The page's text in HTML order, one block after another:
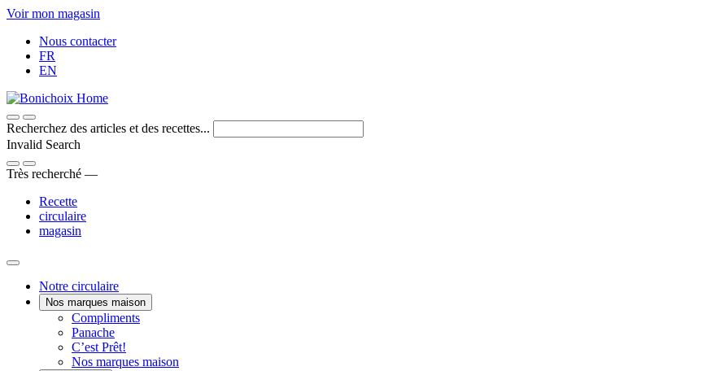
Passer
contenu
Voir mon magasin
Nous contacter
FR
EN
Recherchez des articles et des recettes...
Invalid Search
Submit
Très recherché —
Recette
circulaire
magasin
Main
Menu
Notre circulaire
Nos marques maison
ComplimentsUne
qui
PanacheVoici
Panache
C’est Prêt!
Pratique.
Nos marques maison